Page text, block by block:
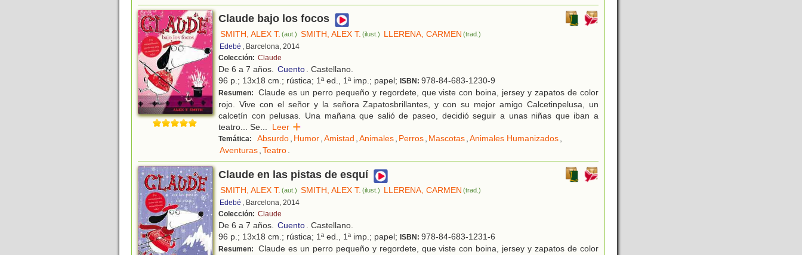
Claude bajo los focos
SMITH, ALEX T. (aut.) SMITH, ALEX T. (ilust.) LLERENA, CARMEN (trad.)
Edebé , Barcelona, 2014
Colección: Claude
De 6 a 7 años. Cuento. Castellano.
96 p.; 13x18 cm.; rústica; 1ª ed., 1ª imp.; papel; ISBN: 978-84-683-1230-9
Resumen:
Claude es un perro pequeño y regordete, que viste con boina, jersey y zapatos de color
rojo. Vive con el señor y la señora Zapatosbrillantes, y con su mejor amigo Calcetinpelusa, un
calcetín con pelusas. Una mañana que salió de paseo, decidió seguir a unas niñas que iban a
teatro... Se... Leer
Temática: Absurdo, Humor,Amistad ,Animales, Perros, Mascotas,Animales Humanizados,
Aventuras,Teatro.
Claude en las pistas de esquí
SMITH, ALEX T. (aut.) SMITH, ALEX T. (ilust.) LLERENA, CARMEN (trad.)
Edebé , Barcelona, 2014
Colección: Claude
De 6 a 7 años. Cuento. Castellano.
96 p.; 13x18 cm.; rústica; 1ª ed., 1ª imp.; papel; ISBN: 978-84-683-1231-6
Resumen:
Claude es un perro pequeño y regordete, que viste con boina, jersey y zapatos de color